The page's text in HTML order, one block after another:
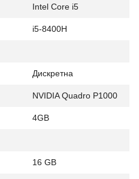
Intel Core i5
i5-8400H
Дискретна
NVIDIA Quadro Р1000
4GB
16 GB